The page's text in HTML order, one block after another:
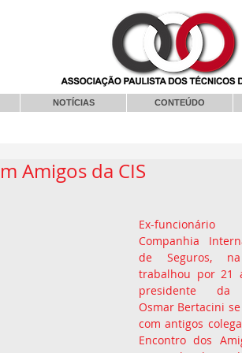
NOTÍCIAS CONTEÚDO
Amigos da CIS
Ex-
Companhia
de Seguros,
trabalhou por 21
presidente da
Osmar Bertacini
com antigos
Encontro dos